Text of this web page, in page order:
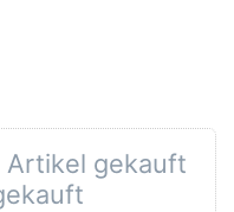
Artikel gekauft